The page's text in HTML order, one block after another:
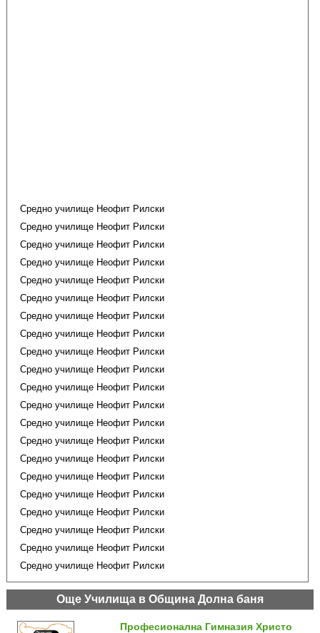
Средно училище Неофит Рилски
Средно училище Неофит Рилски
Средно училище Неофит Рилски
Средно училище Неофит Рилски
Средно училище Неофит Рилски
Средно училище Неофит Рилски
Средно училище Неофит Рилски
Средно училище Неофит Рилски
Средно училище Неофит Рилски
Средно училище Неофит Рилски
Средно училище Неофит Рилски
Средно училище Неофит Рилски
Средно училище Неофит Рилски
Средно училище Неофит Рилски
Средно училище Неофит Рилски
Средно училище Неофит Рилски
Средно училище Неофит Рилски
Средно училище Неофит Рилски
Средно училище Неофит Рилски
Средно училище Неофит Рилски
Средно училище Неофит Рилски
Още Училища в Община Долна баня
Професионална Гимназия Христо